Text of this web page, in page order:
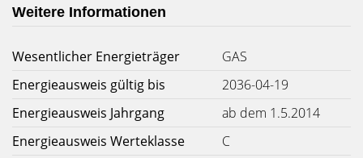
Weitere Informationen
Wesentlicher Energieträger
GAS
Energieausweis gültig bis
2036-04-19
Energieausweis Jahrgang
ab dem 1.5.2014
Energieausweis Werteklasse
C